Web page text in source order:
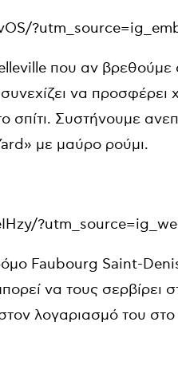
που αν βρεθούμε
να προσφέρει
σπίτι. Συστήνουμε
με μαύρο ρούμι.
Faubourg Saint-
να τους σερβίρει
λογαριασμό του